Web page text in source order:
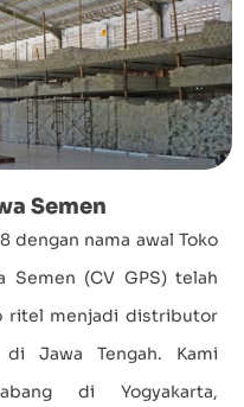
Semen
dengan nama awal Toko
Semen (CV GPS) telah
ritel menjadi distributor
di Jawa Tengah. Kami
di Yogyakarta,